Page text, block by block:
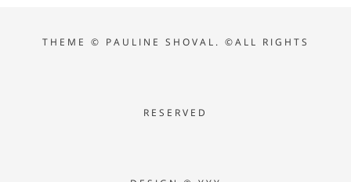
THEME ©PAULINE SHOVAL. ©ALL RIGHTS
RESERVED